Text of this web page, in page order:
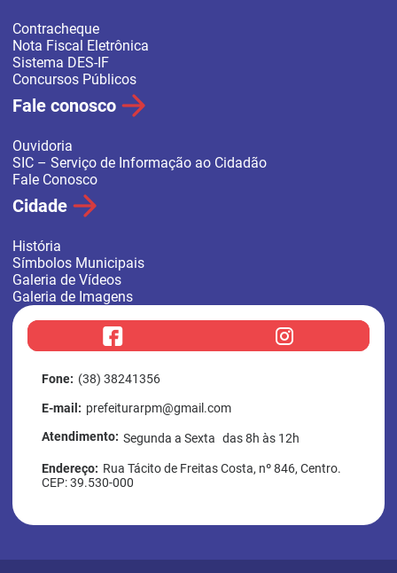
Contracheque
Nota Fiscal Eletrônica
Sistema DES-IF
Concursos Públicos
Fale conosco
Ouvidoria
SIC – Serviço de Informação ao Cidadão
Fale Conosco
Cidade
História
Símbolos Municipais
Galeria de Vídeos
Galeria de Imagens
f
a
c
b
k
n
s
Fone: (38) 38241356
E-mail: prefeiturarpm@gmail.com
Atendimento: Segunda a Sexta das 8h às 12h
Endereço: Rua Tácito de Freitas Costa, nº 846, Centro.
CEP: 39.530-000